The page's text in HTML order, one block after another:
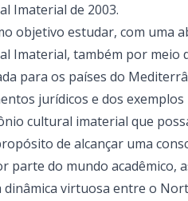
Imaterial de 2003.
objetivo estudar, com uma
Imaterial, também por meio
para os países do
jurídicos e dos
cultural imaterial que
de alcançar uma
parte do mundo acadêmico,
dinâmica virtuosa entre o